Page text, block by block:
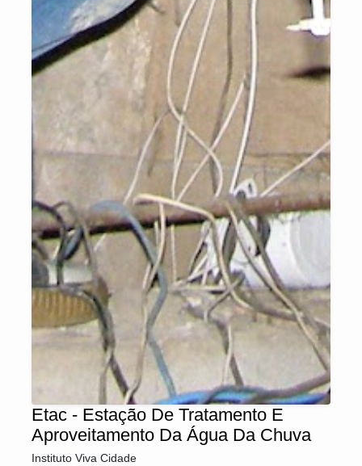
Etac - Estação De Tratamento E
Aproveitamento Da Água Da Chuva
Instituto Viva Cidade